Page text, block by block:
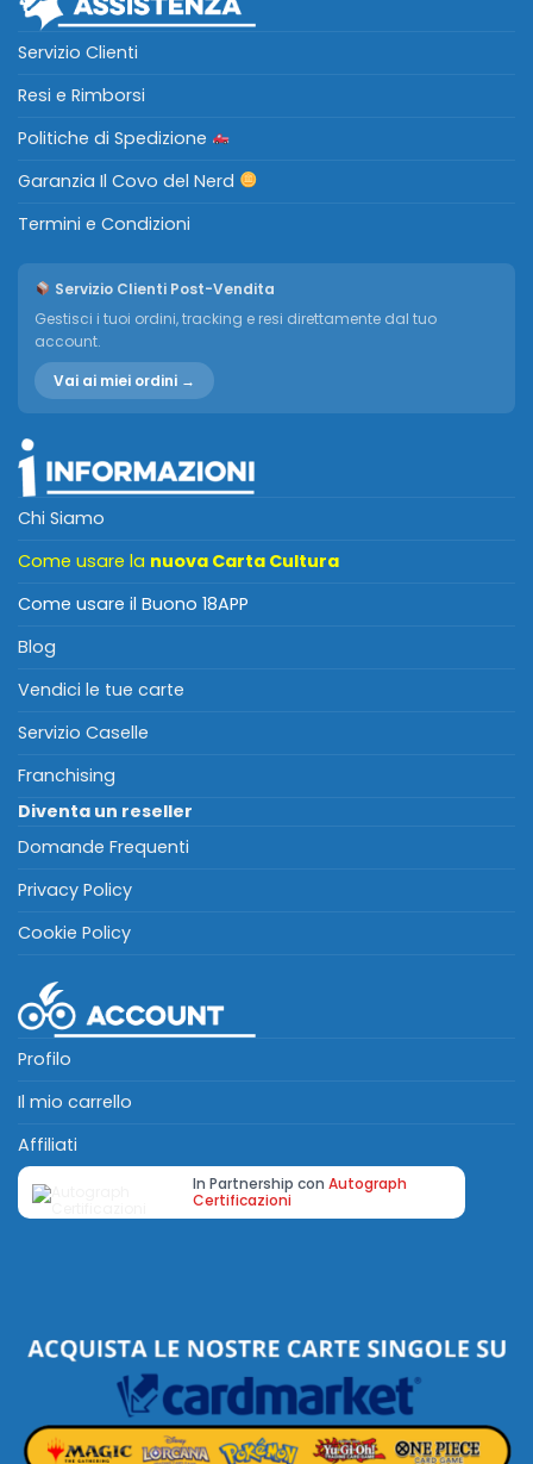
Servizio Clienti
Resi e Rimborsi
Politiche di Spedizione
Garanzia Il Covo del Nerd
Termini e Condizioni
Servizio Clienti Post-Vendita
Gestisci i tuoi ordini, tracking e resi direttamente dal tuo
account.
Vai ai miei ordini →
Chi Siamo
Come usare la nuova Carta Cultura
Come usare il Buono 18APP
Blog
Vendici le tue carte
Servizio Caselle
Franchising
Diventa un reseller
Domande Frequenti
Privacy Policy
Cookie Policy
Profilo
Il mio carrello
Affiliati
In Partnership con Autograph
Certificazioni